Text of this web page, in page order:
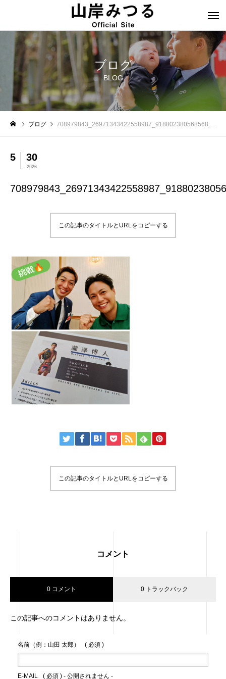
ブログ
BLOG
ブログ 708979843_26971343422558987_9188023805685689226_n
5 30
2026
この記事のタイトルとURLをコピーする
この記事のタイトルとURLをコピーする
コメント
0 コメント 0 トラックバック
この記事へのコメントはありません。
名前（例：山田 太郎） ( 必須 )
E-MAIL ( 必須 ) - 公開されません -